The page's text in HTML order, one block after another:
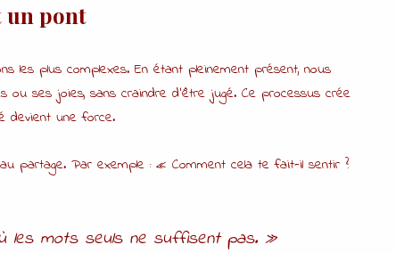
un pont
les plus complexes. En étant pleinement présent, nous
ses joies, sans craindre d’être jugé. Ce processus crée
devient une force.
partage. Par exemple : « Comment cela te fait-il sentir ?
les mots seuls ne suffisent pas. »